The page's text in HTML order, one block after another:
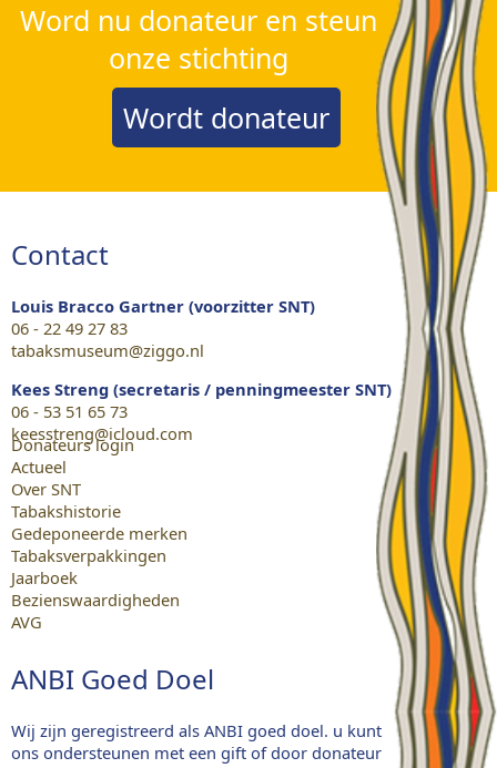
Word nu donateur en steun
onze stichting
Wordt donateur
Contact
Louis Bracco Gartner (voorzitter SNT)
06 - 22 49 27 83
tabaksmuseum@ziggo.nl
Kees Streng (secretaris / penningmeester SNT)
06 - 53 51 65 73
keesstreng@icloud.com
Donateurs login
Actueel
Over SNT
Tabakshistorie
Gedeponeerde merken
Tabaksverpakkingen
Jaarboek
Bezienswaardigheden
AVG
ANBI Goed Doel
Wij zijn geregistreerd als ANBI goed doel. u kunt
ons ondersteunen met een gift of door donateur